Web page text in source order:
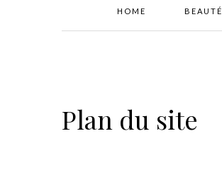
HOME BEAUTÉ
Plan du site